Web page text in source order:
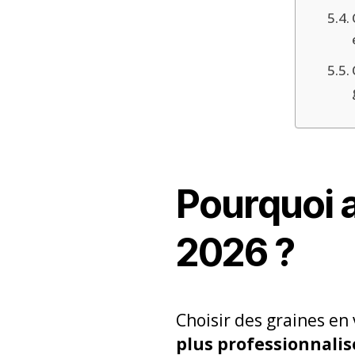
Pourquoi
2026 ?
Choisir des graines
plus